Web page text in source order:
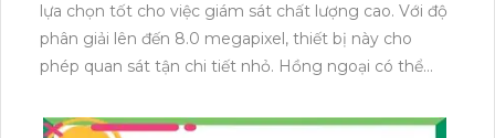
lựa chọn tốt cho việc giám sát chất lượng cao. Với độ
phân giải lên đến 8.0 megapixel, thiết bị này cho
phép quan sát tận chi tiết nhỏ. Hồng ngoại có thể
suất ngày đêm. Sử dụng công nghệ IP Wifi, đảm